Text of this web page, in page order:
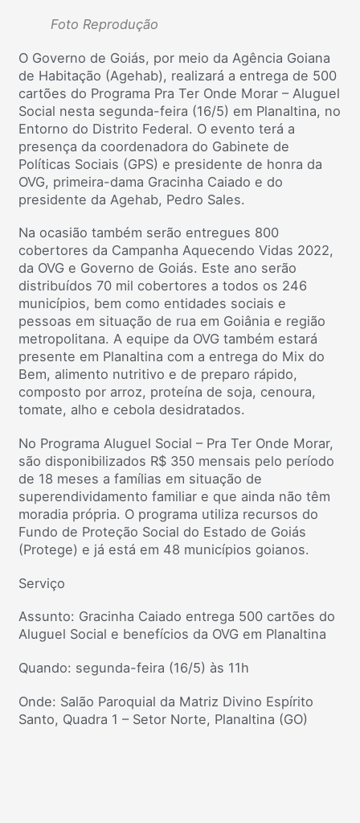
Foto Reprodução
O Governo de Goiás, por meio da Agência Goiana
de Habitação (Agehab), realizará a entrega de 500
cartões do Programa Pra Ter Onde Morar – Aluguel
Social nesta segunda-feira (16/5) em Planaltina, no
Entorno do Distrito Federal. O evento terá a
presença da coordenadora do Gabinete de
Políticas Sociais (GPS) e presidente de honra da
OVG, primeira-dama Gracinha Caiado e do
presidente da Agehab, Pedro Sales.
Na ocasião também serão entregues 800
cobertores da Campanha Aquecendo Vidas 2022,
da OVG e Governo de Goiás. Este ano serão
distribuídos 70 mil cobertores a todos os 246
municípios, bem como entidades sociais e
pessoas em situação de rua em Goiânia e região
metropolitana. A equipe da OVG também estará
presente em Planaltina com a entrega do Mix do
Bem, alimento nutritivo e de preparo rápido,
composto por arroz, proteína de soja, cenoura,
tomate, alho e cebola desidratados.
No Programa Aluguel Social – Pra Ter Onde Morar,
são disponibilizados R$ 350 mensais pelo período
de 18 meses a famílias em situação de
superendividamento familiar e que ainda não têm
moradia própria. O programa utiliza recursos do
Fundo de Proteção Social do Estado de Goiás
(Protege) e já está em 48 municípios goianos.
Serviço
Assunto: Gracinha Caiado entrega 500 cartões do
Aluguel Social e benefícios da OVG em Planaltina
Quando: segunda-feira (16/5) às 11h
Onde: Salão Paroquial da Matriz Divino Espírito
Santo, Quadra 1 – Setor Norte, Planaltina (GO)